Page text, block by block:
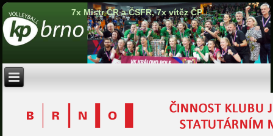
7x Mistr ČR a ČSFR, 7x vítěz ČP